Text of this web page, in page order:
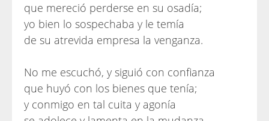
que mereció perderse en su osadía;
yo bien lo sospechaba y le temía
de su atrevida empresa la venganza.
No me escuchó, y siguió con confianza
que huyó con los bienes que tenía;
y conmigo en tal cuita y agonía